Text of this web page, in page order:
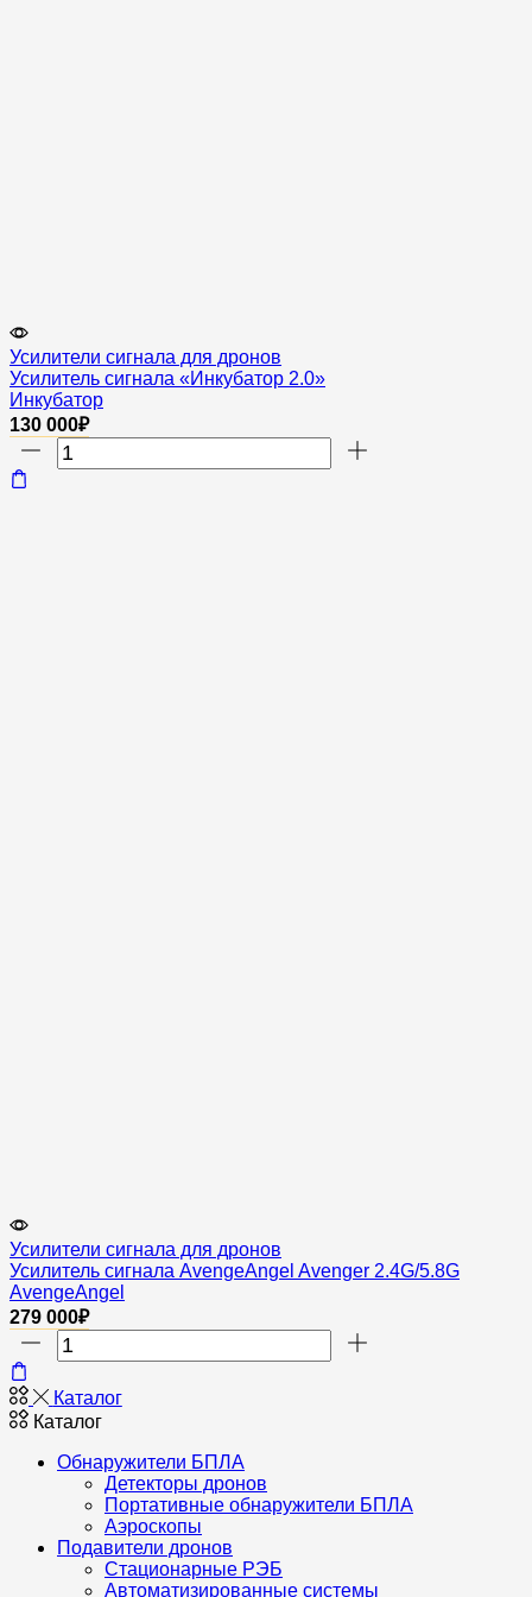
Усилители сигнала для дронов
Усилитель сигнала «Инкубатор 2.0»
Инкубатор
130 000₽
Количество
товара
Усилители сигнала для дронов
Усилитель сигнала AvengeAngel Avenger 2.4G/5.8G
AvengeAngel
279 000₽
Количество
товара
сигнала
AvengeAngel
2.4G/5.8G
Каталог
Каталог
Обнаружители БПЛА
Детекторы дронов
Портативные обнаружители БПЛА
Аэроскопы
Подавители дронов
Стационарные РЭБ
Автоматизированные системы